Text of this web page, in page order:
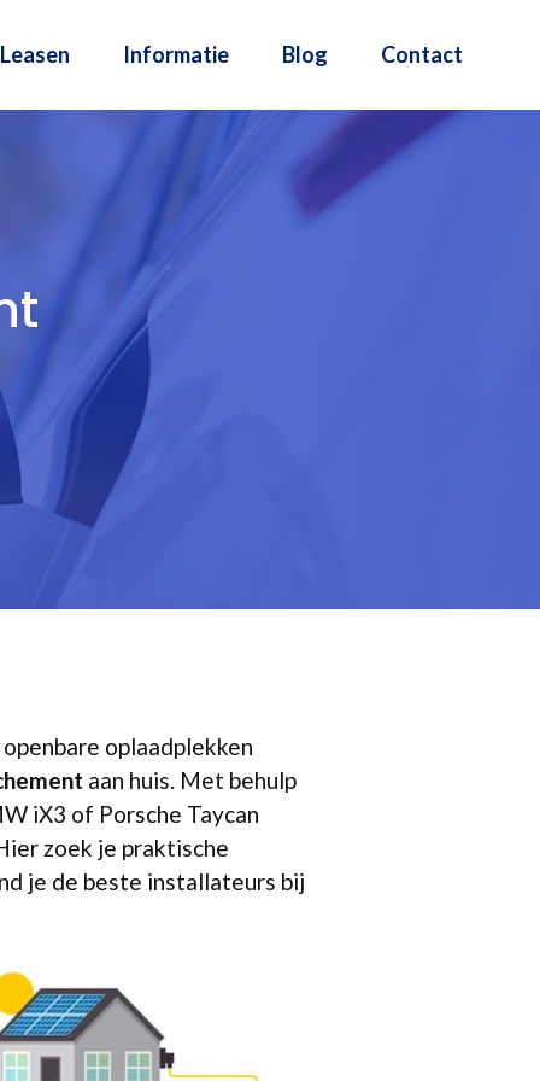
Leasen Informatie Blog Contact
oplaadplekken
aan huis. Met behulp
iX3 of Porsche Taycan
zoek je praktische
je de beste installateurs bij